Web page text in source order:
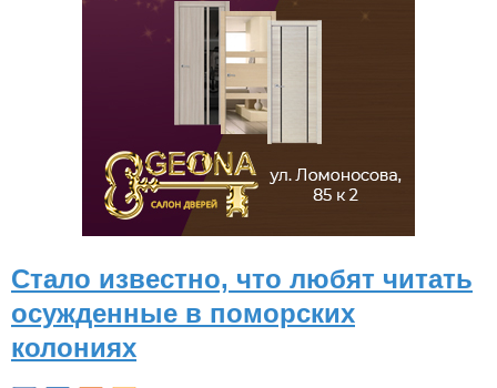
Стало известно, что любят читать
осужденные в поморских
колониях